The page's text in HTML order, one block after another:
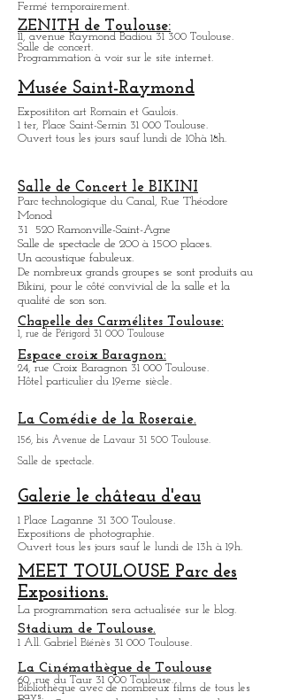
Place d'Assézat 31 000 Toulouse.
Collection Fondation Georges Bemberg
Fermé temporairement.
ZENITH de Toulouse:
Salle de concert.
Programmation à voir sur le site internet.
Musée Saint-Raymond
on art Romain et Gaulois.
Salle de Concert le BIKINI
Parc technologique du Canal, Rue Théodore
Monod
31 520 Ramonville-Saint-Agne
Salle de spectacle de 200 à 1500 places.
Un acoustique fabuleux.
De nombreux grands groupes se sont produits au
Bikini, pour le côté convivial de la salle et la
qualité de son son.
Chapelle des Carmélites Toulouse:
1, rue de Périgord 31 000 Toulouse
Espace croix Baragnon:
Hôtel particulier du 19eme siècle.
La Comédie de la Roseraie.
Salle de spectacle.
Galerie le château d'eau
1 Place Laganne 31 300 Toulouse.
Expositions de photographie.
Ouvert tous les jours sauf le lundi de 13h à 19h.
MEET TOULOUSE Parc des
Expositions.
La programmation sera actualisée sur le blog.
Stadium de Toulouse.
1 All. Gabriel Biénès 31 000 Toulouse.